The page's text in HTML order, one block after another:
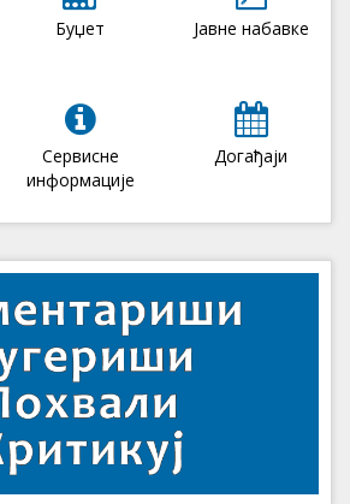
Буџет Јавне набавке
Сервисне
информације
Догађаји